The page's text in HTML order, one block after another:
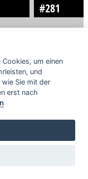
#281
#100
um einen
und
Sie mit der
erst nach